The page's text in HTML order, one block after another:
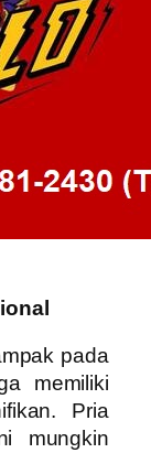
pada
memiliki
Pria
mungkin